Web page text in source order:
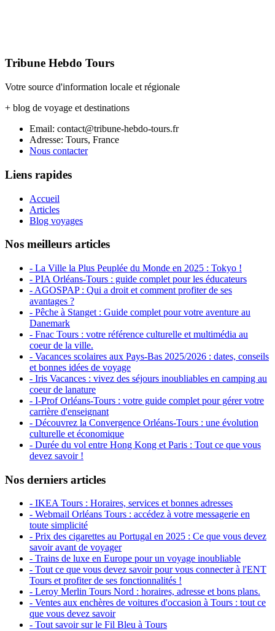
Tribune Hebdo Tours
Votre source d'information locale et régionale
+ blog de voyage et destinations
Email: contact@tribune-hebdo-tours.fr
Adresse: Tours, France
Nous contacter
Liens rapides
Accueil
Articles
Blog voyages
Nos meilleurs articles
- La Ville la Plus Peuplée du Monde en 2025 : Tokyo !
- PIA Orléans-Tours : guide complet pour les éducateurs
- AGOSPAP : Qui a droit et comment profiter de ses
avantages ?
- Pêche à Stanget : Guide complet pour votre aventure au
Danemark
- Fnac Tours : votre référence culturelle et multimédia au
coeur de la ville.
- Vacances scolaires aux Pays-Bas 2025/2026 : dates, conseils
et bonnes idées de voyage
- Iris Vacances : vivez des séjours inoubliables en camping au
coeur de lanature
- I-Prof Orléans-Tours : votre guide complet pour gérer votre
carrière d'enseignant
- Découvrez la Convergence Orléans-Tours : une évolution
culturelle et économique
- Durée du vol entre Hong Kong et Paris : Tout ce que vous
devez savoir !
Nos derniers articles
- IKEA Tours : Horaires, services et bonnes adresses
- Webmail Orléans Tours : accédez à votre messagerie en
toute simplicité
- Prix des cigarettes au Portugal en 2025 : Ce que vous devez
savoir avant de voyager
- Trains de luxe en Europe pour un voyage inoubliable
- Tout ce que vous devez savoir pour vous connecter à l'ENT
Tours et profiter de ses fonctionnalités !
- Leroy Merlin Tours Nord : horaires, adresse et bons plans.
- Ventes aux enchères de voitures d'occasion à Tours : tout ce
que vous devez savoir
- Tout savoir sur le Fil Bleu à Tours